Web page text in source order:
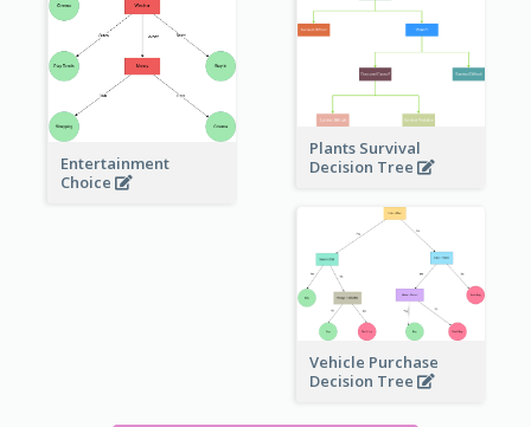
Entertainment
Choice
Plants Survival
Decision Tree
Vehicle Purchase
Decision Tree